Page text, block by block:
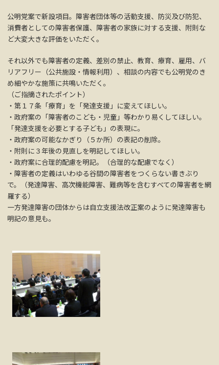
公明党案で新設項目。障害者団体等の活動支援、防災及び防犯、
消費者としての障害者保護、障害者の家族に対する支援、附則な
ど大変大きな評価をいただく。
それ以外でも障害者の定義、差別の禁止、教育、療育、雇用、バ
リアフリー（公共施設・情報利用）、相談の内容でも公明党のき
め細やかな施策に共鳴いただく。
（ご指摘されたポイント）
・第１７条「療育」を「発達支援」に変えてほしい。
・政府案の「障害者のこども・児童」等わかり易くしてほしい。
「発達支援を必要とする子ども」の表現に。
・政府案の可能なかぎり（５か所）の表記の削除。
・附則に３年後の見直しを明記してほしい。
・政府案に合理的配慮を明記。（合理的な配慮でなく）
・障害者の定義はいわゆる谷間の障害者をつくらない書きぶり
で。（発達障害、高次機能障害、難病等を含むすべての障害者を網
羅する）
一方発達障害の団体からは自立支援法改正案のように発達障害も
明記の意見も。